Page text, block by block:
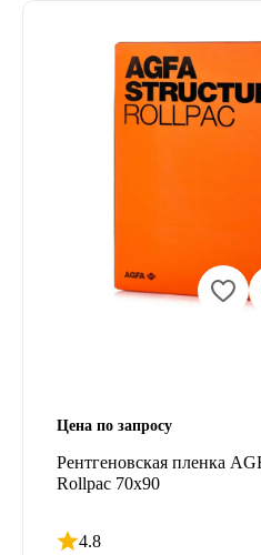
Цена по запросу
Рентгеновская пленка
Rollpac 70x90
4.8
Рейтинг 4.8 из 5